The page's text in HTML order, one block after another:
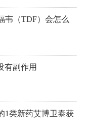
韦（TDF）会怎么
有副作用
1类新药艾博卫泰获